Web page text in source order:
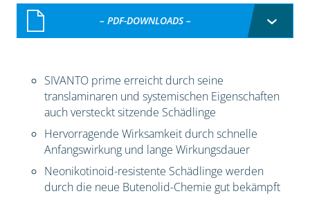
– PDF-DOWNLOADS –
SIVANTO prime erreicht durch seine
translaminaren und systemischen Eigenschaften
auch versteckt sitzende Schädlinge
Hervorragende Wirksamkeit durch schnelle
Anfangswirkung und lange Wirkungsdauer
Neonikotinoid-resistente Schädlinge werden
durch die neue Butenolid-Chemie gut bekämpft